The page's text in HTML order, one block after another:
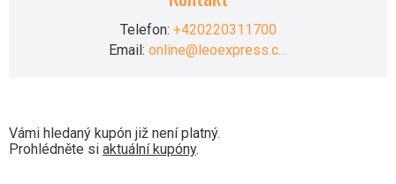
Telefon: +420220311700
Email: online@leoexpress.c…
Vámi hledaný kupón již není platný.
Prohlédněte si aktuální kupóny.